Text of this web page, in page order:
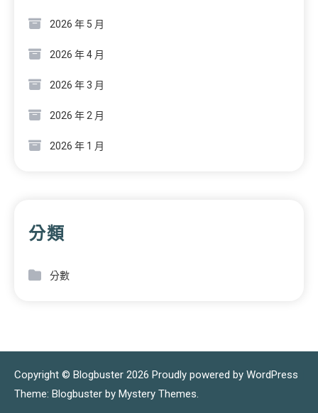
2026 年 5 月
2026 年 4 月
2026 年 3 月
2026 年 2 月
2026 年 1 月
分類
分數
Copyright © Blogbuster 2026 Proudly powered by WordPress
Theme: Blogbuster by Mystery Themes